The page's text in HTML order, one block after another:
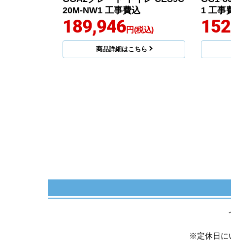
20M-NW1 工事費込
189,946円(税込)
商品詳細はこちら
1 工事
※定休日に